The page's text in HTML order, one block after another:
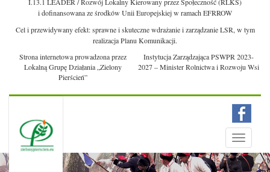
i dofinansowana ze środków Unii Europejskiej w ramach EFRROW
Cel i przewidywany efekt: sprawne i skuteczne wdrażanie i zarządzanie LSR, w tym
realizacja Planu Komunikacji.
Strona internetowa prowadzona przez
Lokalną Grupę Działania „Zielony
Pierścień”
Instytucja Zarządzająca PSWPR 2023-
2027 – Minister Rolnictwa i Rozwoju Wsi
Toggle
Menu